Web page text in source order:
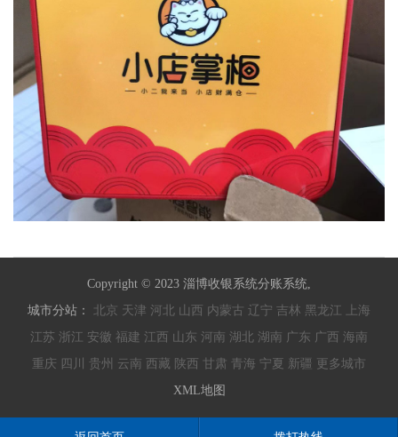
Copyright © 2023 淄博收银系统分账系统,
城市分站： 北京 天津 河北 山西 内蒙古 辽宁 吉林 黑龙江
上海
江苏 浙江 安徽 福建 江西 山东 河南 湖北 湖南 广东 广西 海南
重庆 四川 贵州 云南 西藏 陕西 甘肃 青海 宁夏 新疆 更多城市
XML地图